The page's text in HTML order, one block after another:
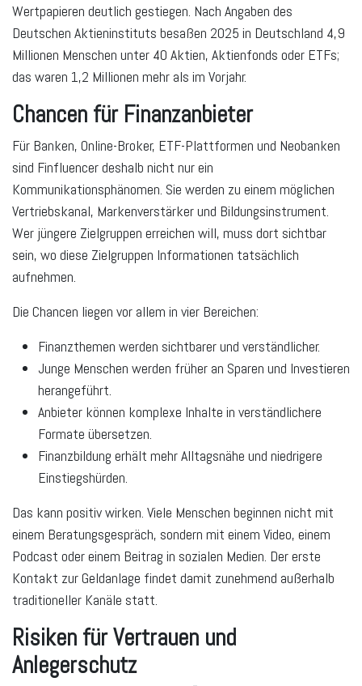
Wertpapieren deutlich gestiegen. Nach Angaben des
Deutschen Aktieninstituts besaßen 2025 in Deutschland 4,9
Millionen Menschen unter 40 Aktien, Aktienfonds oder ETFs;
das waren 1,2 Millionen mehr als im Vorjahr.
Chancen für Finanzanbieter
Für Banken, Online-Broker, ETF-Plattformen und Neobanken
sind Finfluencer deshalb nicht nur ein
Kommunikationsphänomen. Sie werden zu einem möglichen
Vertriebskanal, Markenverstärker und Bildungsinstrument.
Wer jüngere Zielgruppen erreichen will, muss dort sichtbar
sein, wo diese Zielgruppen Informationen tatsächlich
aufnehmen.
Die Chancen liegen vor allem in vier Bereichen:
Finanzthemen werden sichtbarer und verständlicher.
Junge Menschen werden früher an Sparen und Investieren
herangeführt.
Anbieter können komplexe Inhalte in verständlichere
Formate übersetzen.
Finanzbildung erhält mehr Alltagsnähe und niedrigere
Einstiegshürden.
Das kann positiv wirken. Viele Menschen beginnen nicht mit
einem Beratungsgespräch, sondern mit einem Video, einem
Podcast oder einem Beitrag in sozialen Medien. Der erste
Kontakt zur Geldanlage findet damit zunehmend außerhalb
traditioneller Kanäle statt.
Risiken für Vertrauen und
Anlegerschutz